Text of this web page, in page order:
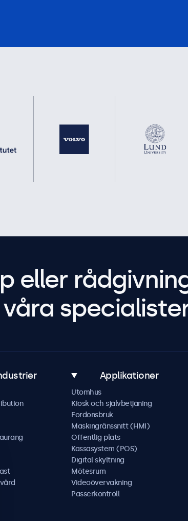
eller
Applikationer
Utomhus
Kiosk och självbetjäning
Fordonsbruk
Maskingränssnitt (HMI)
Offentlig plats
Kassasystem (POS)
Digital skyltning
Mötesrum
Videoövervakning
Passerkontroll